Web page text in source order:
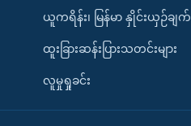
ယူကရိန်း၊ မြန်မာ နှိုင်းယှဉ်ချက်
ထူးခြားဆန်းပြားသတင်းများ
လူမှုရှုခင်း